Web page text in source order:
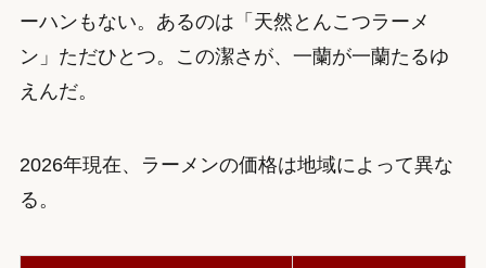
ーハンもない。あるのは「天然とんこつラーメ
ン」ただひとつ。この潔さが、一蘭が一蘭たるゆ
えんだ。
2026年現在、ラーメンの価格は地域によって異な
る。